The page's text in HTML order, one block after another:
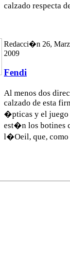
calzado respecta
Redacci�n 26,
2009
Fendi
Al menos dos
calzado de esta
�pticas y el juego
est�n los botines
l�Oeil, que, como